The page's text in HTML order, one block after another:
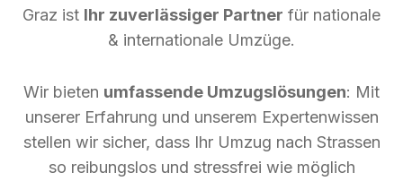
Graz ist Ihr zuverlässiger Partner für nationale
& internationale Umzüge.
Wir bieten umfassende Umzugslösungen: Mit
unserer Erfahrung und unserem Expertenwissen
stellen wir sicher, dass Ihr Umzug nach Strassen
so reibungslos und stressfrei wie möglich